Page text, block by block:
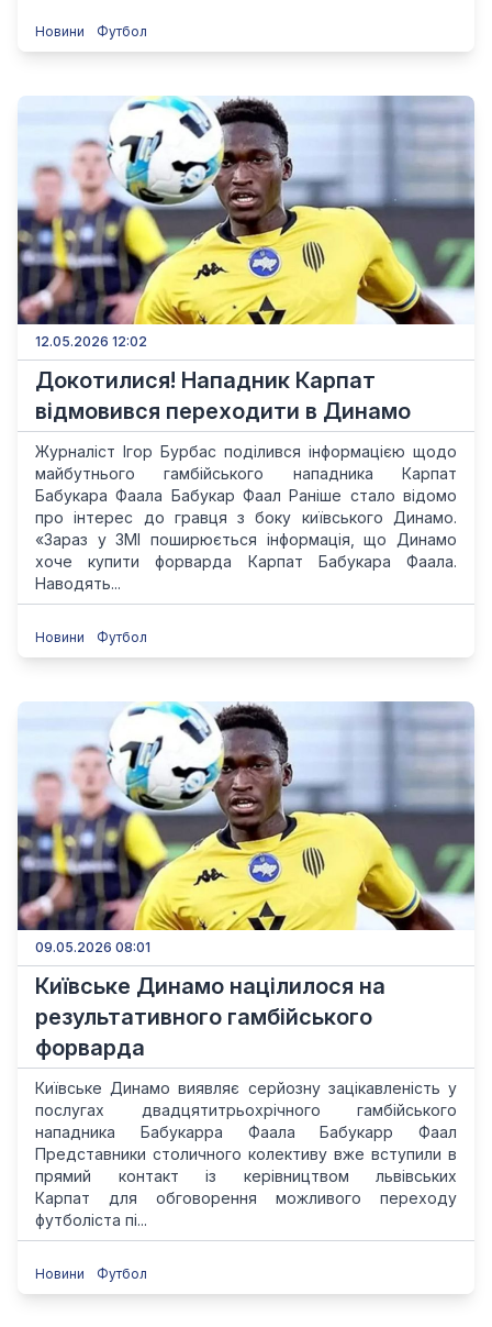
Новини Футбол
12.05.2026 12:02
Докотилися! Нападник Карпат
відмовився переходити в Динамо
Журналіст Ігор Бурбас поділився інформацією щодо
майбутнього гамбійського нападника Карпат
Бабукара Фаала Бабукар Фаал Раніше стало відомо
про інтерес до гравця з боку київського Динамо.
«Зараз у ЗМІ поширюється інформація, що Динамо
хоче купити форварда Карпат Бабукара Фаала.
Наводять...
Новини Футбол
09.05.2026 08:01
Київське Динамо націлилося на
результативного гамбійського
форварда
Київське Динамо виявляє серйозну зацікавленість у
послугах двадцятитрьохрічного гамбійського
нападника Бабукарра Фаала Бабукарр Фаал
Представники столичного колективу вже вступили в
прямий контакт із керівництвом львівських
Карпат для обговорення можливого переходу
футболіста пі...
Новини Футбол